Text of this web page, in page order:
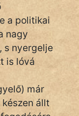
a politikai
nagy
s nyergelje
is lóvá
már
állt